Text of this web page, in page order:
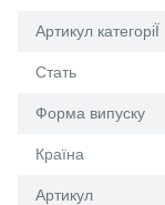
Артикул категоріЇ
Стать
Форма випуску
Країна
Артикул